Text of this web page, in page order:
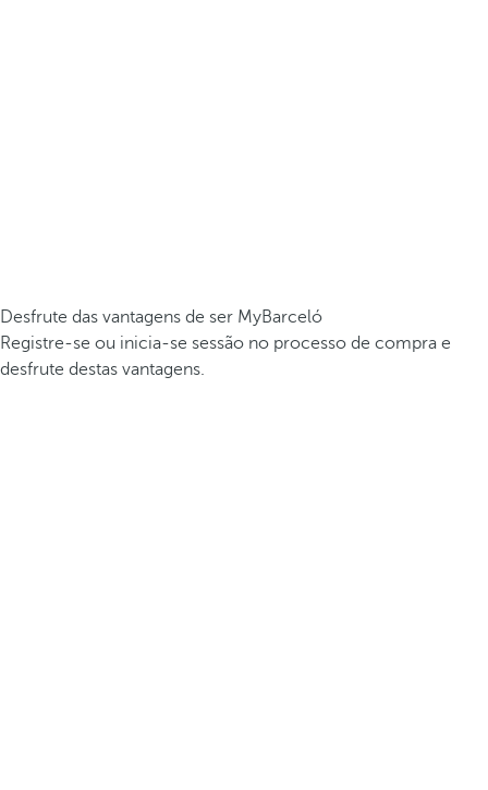
Desfrute das vantagens de ser MyBarceló
Registre-se ou inicia-se sessão no processo de compra e
desfrute destas vantagens.